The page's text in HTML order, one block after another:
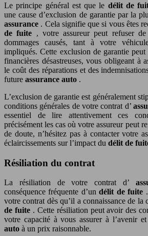
Le principe général est que le délit de
une cause d’exclusion de garantie par la
assurance . Cela signifie que si vous êtes
de fuite , votre assureur peut refuser
dommages causés, tant à votre
impliqués. Cette exclusion de garantie peut
financières désastreuses, vous obligeant à
le coût des réparations et des
future assurance auto .
L’exclusion de garantie est généralement
conditions générales de votre contrat d’
essentiel de lire attentivement ces
précisément les cas où votre assureur peut
de doute, n’hésitez pas à contacter votre
éclaircissements sur l’impact du délit de
Résiliation du contrat
La résiliation de votre contrat d’
conséquence fréquente d’undélit de fuite
votre contrat dès qu’il a connaissance de la
de fuite . Cette résiliation peut avoir des
votre capacité à vous assurer à l’avenir
auto à un prix raisonnable.